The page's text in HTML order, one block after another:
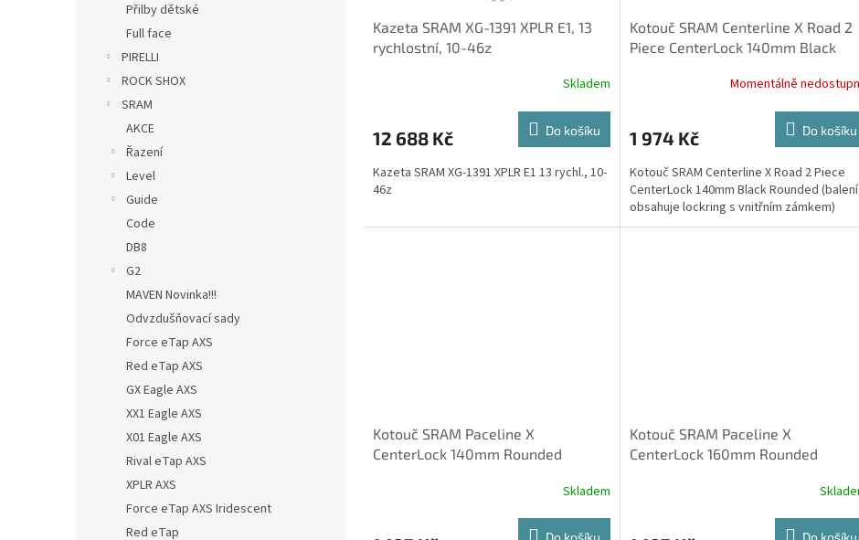
Přilby dětské
Full face
PIRELLI
ROCK SHOX
SRAM
AKCE
Řazení
Level
Guide
Code
DB8
G2
MAVEN Novinka!!!
Odvzdušňovací sady
Force eTap AXS
Red eTap AXS
GX Eagle AXS
XX1 Eagle AXS
X01 Eagle AXS
Rival eTap AXS
XPLR AXS
Force eTap AXS Iridescent
Red eTap
Kazeta SRAM XG-1391 XPLR E1, 13
rychlostní, 10-46z
Skladem
12 688 Kč Do košíku
Kazeta SRAM XG-1391 XPLR E1 13 rychl., 10-
46z
Kotouč SRAM Centerline X Road 2
Piece CenterLock 140mm Black
Momentálně
1 974 Kč Do košíku
Kotouč SRAM Centerline X Road 2 Piece
CenterLock 140mm Black Rounded (balení
obsahuje lockring s vnitřním zámkem)
Kotouč SRAM Paceline X
CenterLock 140mm Rounded
Skladem
Do košíku
Kotouč SRAM Paceline X
CenterLock 160mm Rounded
Do košíku